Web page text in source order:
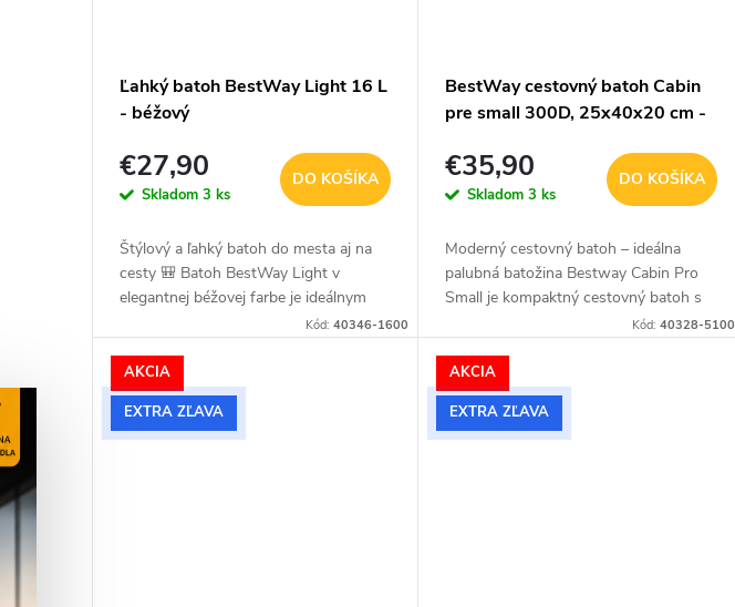
Ľahký batoh BestWay Light 16 L
- béžový
€27,90
Skladom 3 ks
DO KOŠÍKA
Štýlový a ľahký batoh do mesta aj na
cesty 🎒 Batoh BestWay Light v
elegantnej béžovej farbe je ideálnym
spoločníkom na každodenné aktivity.
Kód:40346-1600
BestWay cestovný batoh Cabin
pre small 300D, 25x40x20 cm -
€35,90
Skladom3 ks
DO KOŠÍKA
Moderný cestovný batoh – ideálna
palubná batožina Bestway Cabin Pro
Small je kompaktný cestovný batoh s
objemom 20 litrov a rozmermi 25 × 40
Kód: 40328-5100
AKCIA
EXTRA ZĽAVA
AKCIA
EXTRA ZĽAVA